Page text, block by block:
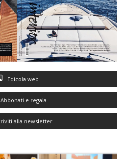
Edicola web
Abbonati e regala
alla newsletter